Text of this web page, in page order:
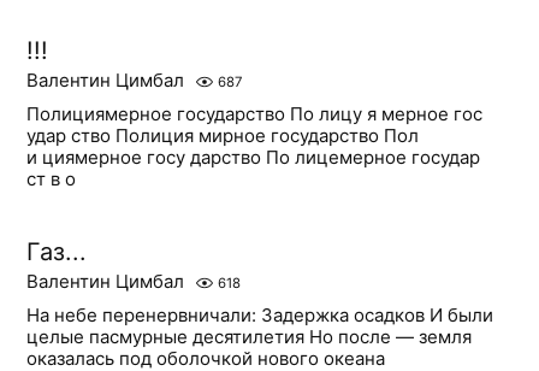
!!!
Валентин Цимбал 687
Полициямерное государство По лицу я мерное гос
удар ство Полиция мирное государство Пол
и циямерное госу дарство По лицемерное государ
ст в о
Газ...
Валентин Цимбал 618
На небе перенервничали: Задержка осадков И были
целые пасмурные десятилетия Но после — земля
оказалась под оболочкой нового океана